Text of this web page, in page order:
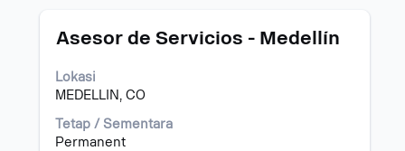
Jawatan
Asesor de Servicios - Medellín
Lokasi
MEDELLIN, CO
Tetap / Sementara
Permanent
Pilih
bar
ruang
melihat
kandungan